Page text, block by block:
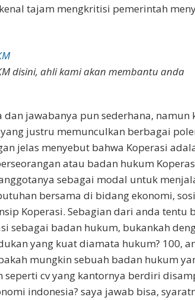
tajam mengkritisi pemerintah
disini, ahli kami akan membantu anda
dan jawabanya pun sederhana, namun
justru memunculkan berbagai
jelas menyebut bahwa Koperasi
atau badan hukum
sebagai modal untuk
bersama di bidang ekonomi,
Koperasi. Sebagian dari anda tentu
sebagai badan hukum, bukankah
yang kuat diamata hukum? 100,
mungkin sebuah badan hukum
seperti cv yang kantornya berdiri
indonesia? saya jawab bisa,